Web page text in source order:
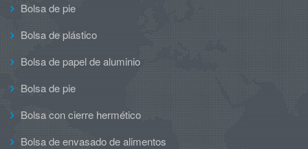
Bolsa de pie
Bolsa de plástico
Bolsa de papel de aluminio
Bolsa de pie
Bolsa con cierre hermético
Bolsa de envasado de alimentos